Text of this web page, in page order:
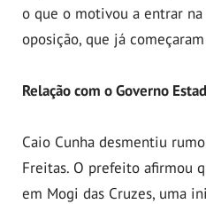
o que o motivou a entrar
oposição, que já
Relação com o Governo
Caio Cunha desmentiu
Freitas. O prefeito afirmou
em Mogi das Cruzes, uma